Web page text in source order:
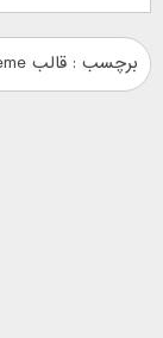
برچسب : قالب melotheme